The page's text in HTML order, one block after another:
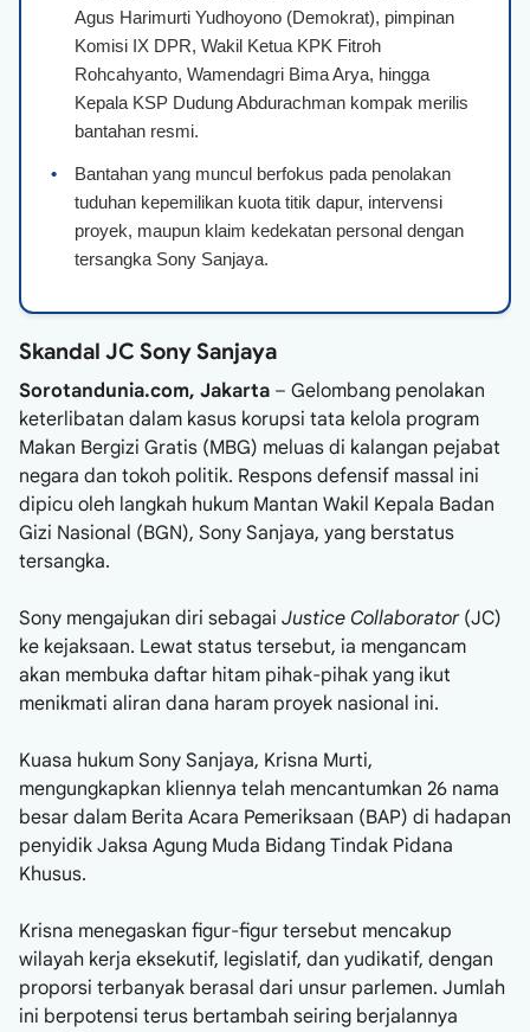
Agus Harimurti Yudhoyono (Demokrat), pimpinan
Komisi IX DPR, Wakil Ketua KPK Fitroh
Rohcahyanto, Wamendagri Bima Arya, hingga
Kepala KSP Dudung Abdurachman kompak merilis
bantahan resmi.
•
Bantahan yang muncul berfokus pada penolakan
tuduhan kepemilikan kuota titik dapur, intervensi
proyek, maupun klaim kedekatan personal dengan
tersangka Sony Sanjaya.
Skandal JC Sony Sanjaya
Sorotandunia.com, Jakarta – Gelombang penolakan
keterlibatan dalam kasus korupsi tata kelola program
Makan Bergizi Gratis (MBG) meluas di kalangan pejabat
negara dan tokoh politik. Respons defensif massal ini
dipicu oleh langkah hukum Mantan Wakil Kepala Badan
Gizi Nasional (BGN), Sony Sanjaya, yang berstatus
tersangka.
Sony mengajukan diri sebagai Justice Collaborator(JC)
ke kejaksaan. Lewat status tersebut, ia mengancam
akan membuka daftar hitam pihak-pihak yang ikut
menikmati aliran dana haram proyek nasional ini.
Kuasa hukum Sony Sanjaya, Krisna Murti,
mengungkapkan kliennya telah mencantumkan 26 nama
besar dalam Berita Acara Pemeriksaan (BAP) di hadapan
penyidik Jaksa Agung Muda Bidang Tindak Pidana
Khusus.
Krisna menegaskan figur-figur tersebut mencakup
wilayah kerja eksekutif, legislatif, dan yudikatif, dengan
proporsi terbanyak berasal dari unsur parlemen. Jumlah
ini berpotensi terus bertambah seiring berjalannya